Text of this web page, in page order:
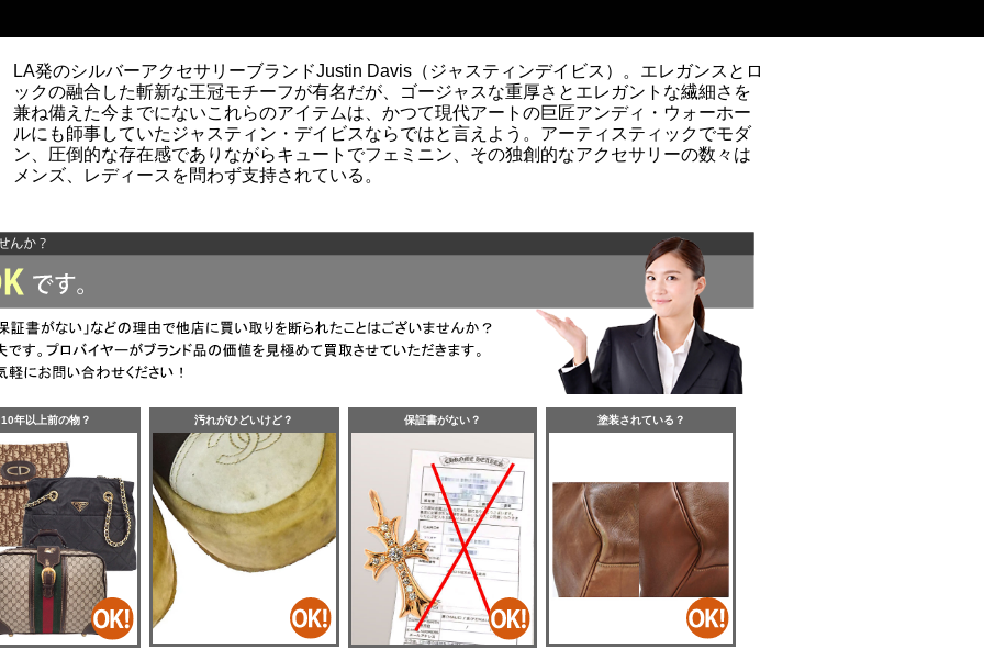
LA発のシルバーアクセサリーブランドJustin Davis（ジャスティンデイビス）。エレガンスとロ
ックの融合した斬新な王冠モチーフが有名だが、ゴージャスな重厚さとエレガントな繊細さを
兼ね備えた今までにないこれらのアイテムは、かつて現代アートの巨匠アンディ・ウォーホー
ルにも師事していたジャスティン・デイビスならではと言えよう。アーティスティックでモダ
ン、圧倒的な存在感でありながらキュートでフェミニン、その独創的なアクセサリーの数々は
メンズ、レディースを問わず支持されている。
10年以上前の物？ 汚れがひどいけど？ 保証書がない？ 塗装されている？